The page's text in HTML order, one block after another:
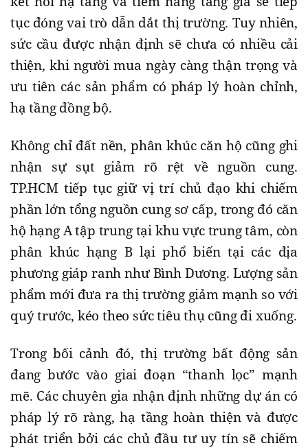
tục đóng vai trò dẫn dắt thị trường. Tuy nhiên,
sức cầu được nhận định sẽ chưa có nhiều cải
thiện, khi người mua ngày càng thận trọng và
ưu tiên các sản phẩm có pháp lý hoàn chỉnh,
hạ tầng đồng bộ.
Không chỉ đất nền, phân khúc căn hộ cũng ghi
nhận sự sụt giảm rõ rệt về nguồn cung.
TP.HCM tiếp tục giữ vị trí chủ đạo khi chiếm
phần lớn tổng nguồn cung sơ cấp, trong đó căn
hộ hạng A tập trung tại khu vực trung tâm, còn
phân khúc hạng B lại phổ biến tại các địa
phương giáp ranh như Bình Dương. Lượng sản
phẩm mới đưa ra thị trường giảm mạnh so với
quý trước, kéo theo sức tiêu thụ cũng đi xuống.
Trong bối cảnh đó, thị trường bất động sản
đang bước vào giai đoạn “thanh lọc” mạnh
mẽ. Các chuyên gia nhận định những dự án có
pháp lý rõ ràng, hạ tầng hoàn thiện và được
phát triển bởi các chủ đầu tư uy tín sẽ chiếm